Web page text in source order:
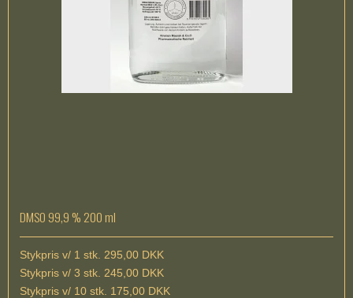
DMSO 99,9 % 200 ml
Stykpris v/ 1 stk. 295,00 DKK
Stykpris v/ 3 stk. 245,00 DKK
Stykpris v/ 10 stk. 175,00 DKK